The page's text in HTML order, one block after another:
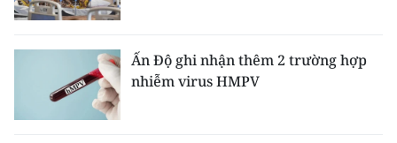
Media Pháp luật
Media Du lịch
Media Thế giới
Ấn Độ ghi nhận thêm 2 trường hợp
nhiễm virus HMPV